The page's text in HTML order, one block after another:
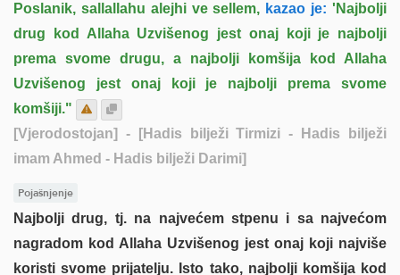
Poslanik, sallallahu alejhi ve sellem, kazao je: 'Najbolji
drug kod Allaha Uzvišenog jest onaj koji je najbolji
prema svome drugu, a najbolji komšija kod Allaha
Uzvišenog jest onaj koji je najbolji prema svome
komšiji."
[Vjerodostojan]
- [Hadis bilježi Tirmizi - Hadis bilježi
imam Ahmed - Hadis bilježi Darimi]
Pojašnjenje
Najbolji drug, tj. na najvećem stpenu i sa najvećom
nagradom kod Allaha Uzvišenog jest onaj koji najviše
koristi svome prijatelju. Isto tako, najbolji komšija kod